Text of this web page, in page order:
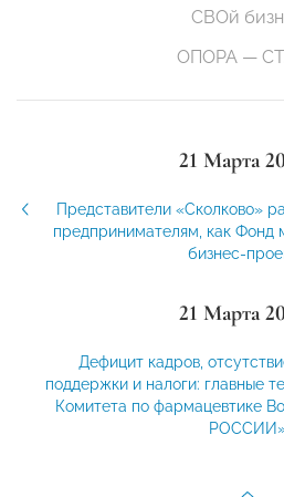
СВОй
ОПОРА —
21 Марта
Представители «Сколково»
предпринимателям, как Фонд
бизнес-
21 Марта
Дефицит кадров,
поддержки и налоги: главные
Комитета по фармацевтике